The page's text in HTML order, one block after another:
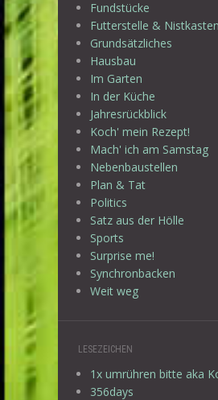
Fundstücke
Futterstelle & Nistkasten
Grundsätzliches
Hausbau
Im Garten
In der Küche
Jahresrückblick
Koch' mein Rezept!
Mach' ich am Samstag
Nebenbaustellen
Plan & Tat
Politics
Satz aus der Hölle
Sports
Surprise me!
Synchronbacken
Weit weg
LESEZEICHEN
1x umrühren bitte aka
356days